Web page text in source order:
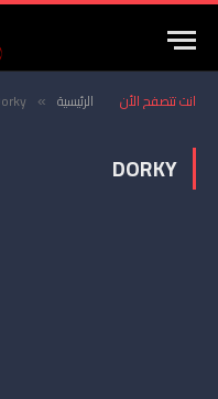
انت تتصفح الأن الرئيسية »
DORKY